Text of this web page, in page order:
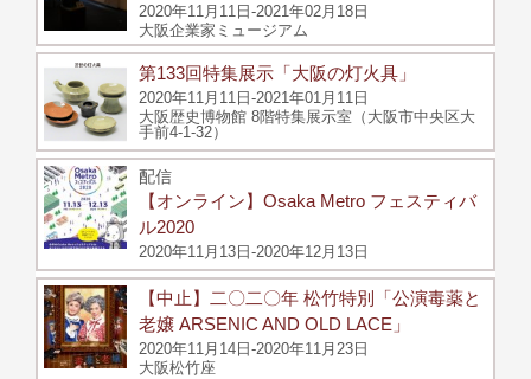
2020年11月11日-2021年02月18日
大阪企業家ミュージアム
第133回特集展示「大阪の灯火具」
2020年11月11日-2021年01月11日
大阪歴史博物館 8階特集展示室（大阪市中央区大
手前4-1-32）
配信
【オンライン】Osaka Metro フェスティバ
ル2020
2020年11月13日-2020年12月13日
【中止】二〇二〇年 松竹特別「公演毒薬と
老嬢 ARSENIC AND OLD LACE」
2020年11月14日-2020年11月23日
大阪松竹座